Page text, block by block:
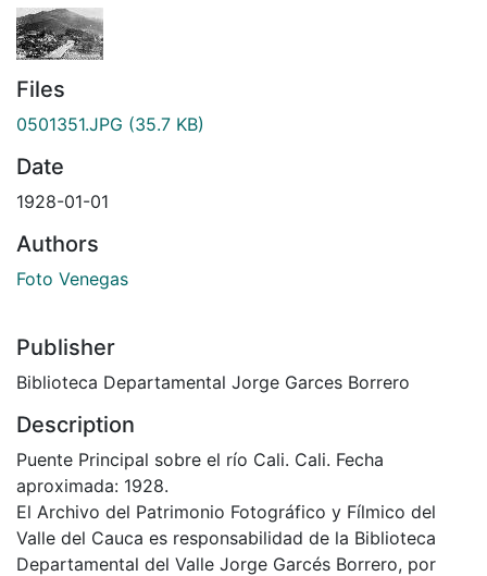
Files
0501351.JPG (35.7 KB)
Date
1928-01-01
Authors
Foto Venegas
Publisher
Biblioteca Departamental Jorge Garces Borrero
Description
Puente Principal sobre el río Cali. Cali. Fecha
aproximada: 1928.
El Archivo del Patrimonio Fotográfico y Fílmico del
Valle del Cauca es responsabilidad de la Biblioteca
Departamental del Valle Jorge Garcés Borrero, por